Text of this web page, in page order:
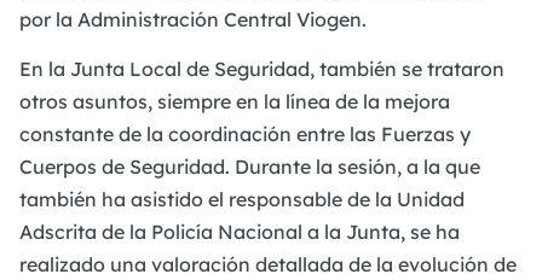
por la Administración Central Viogen.
En la Junta Local de Seguridad, también se trataron
otros asuntos, siempre en la línea de la mejora
constante de la coordinación entre las Fuerzas y
Cuerpos de Seguridad. Durante la sesión, a la que
también ha asistido el responsable de la Unidad
Adscrita de la Policía Nacional a la Junta, se ha
realizado una valoración detallada de la evolución de